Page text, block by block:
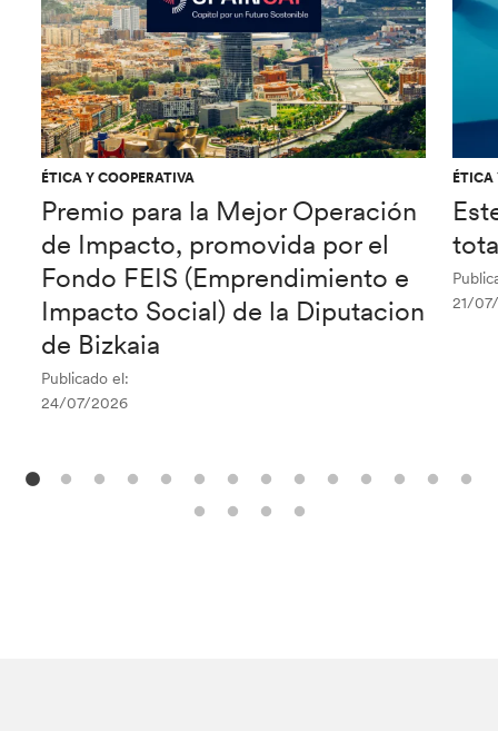
ÉTICA Y COOPERATIVA
Premio para la Mejor Operación
de Impacto, promovida por el
Fondo FEIS (Emprendimiento e
Impacto Social) de la Diputacion
de Bizkaia
Publicado el:
24/07/2026
ÉTICA
21/